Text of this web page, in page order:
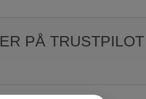
PÅ TRUSTPILOT